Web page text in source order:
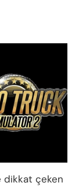
dikkat çeken